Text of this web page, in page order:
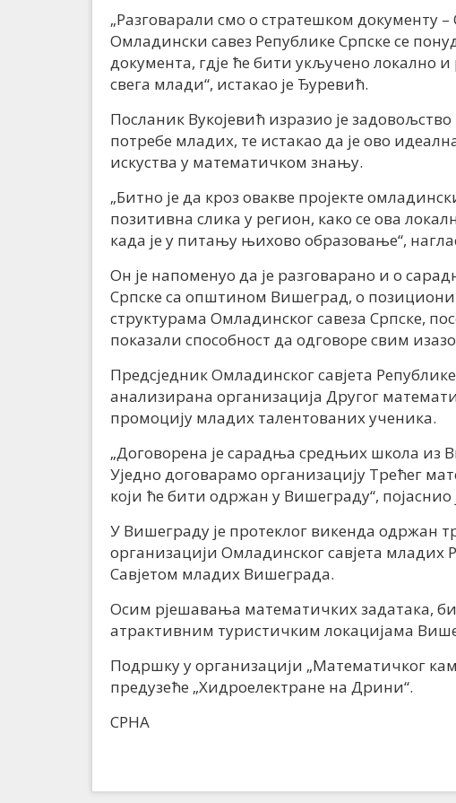
„Разговарали смо о стратешком документу
Омладински савез Републике Српске се
документа, гдје ће бити укључено локално
свега млади“, истакао је Ђуревић.
Посланик Вукојевић изразио је
потребе младих, те истакао да је ово
искуства у математичком знању.
„Битно је да кроз овакве пројекте
позитивна слика у регион, како се ова
када је у питању њихово образовање“,
Он је напоменуо да је разговарано и о
Српске са општином Вишеград, о
структурама Омладинског савеза Српске,
показали способност да одговоре свим
Предсједник Омладинског савјета
анализирана организација Другог
промоцију младих талентованих ученика.
„Договорена је сарадња средњих школа из
Уједно договарамо организацију Трећег
који ће бити одржан у Вишеграду“, појаснио
У Вишеграду је протеклог викенда одржан
организацији Омладинског савјета младих
Савјетом младих Вишеграда.
Осим рјешавања математичких задатака,
атрактивним туристичким локацијама
Подршку у организацији „Математичког
предузеће „Хидроелектране на Дрини“.
СРНА